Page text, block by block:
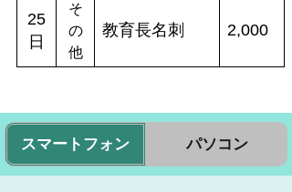
25
日
そ
の
他
教育長名刺 2,000
スマートフォン パソコン